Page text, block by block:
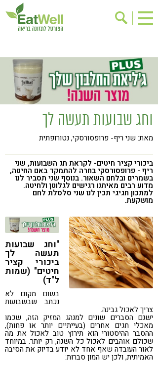
בישול בריא
אינדקס עסקים
ריפוי ומניעת מחלות
בריאות האישה
תוספי תזונה
מתכוני בריאות
אירועים
שינוי תזונתי
גישות בתזונה
דיאטה
ניקוי רעלים
מזונות על
ילדים
תזונה וספורט
הפרעות קשב & ריכוז
אכילה רגשית
קורונה
טבעונות
וחג שבועות תעשה לך
מאת: שני ריף- פרופסורסקי, נטורופתית
ביכורי קציר חיטים- לקראת חג השבועות, שני
ריף - פרופסורסקי בחרה להתמקד באם החיטה,
בשמרים ובלחם השאור. בנוסף שני תסביר לנו
מדוע רבים מאיתנו רגישים לגלוטן ולחיטה.
למתכון חגיגי תכין לנו שני סלסלת לחם
מושקעת.
"וחג שבועות
תעשה לך
ביכורי קציר
חיטים" (שמות
ל"ד)
בשום מקום לא
נכתב שבשבועות
צריך לאכול גבינה.
ישנם הסברים שונים למנהג המזיק הזה, שכמו
מאכלי חגים אחרים (בעייתיים יותר או פחות),
ההסבר ההיסטורי הוא תירוץ טוב לאכול את מה
שכולם אוהבים לאכול כל השנה, רק יותר. במיוחד
לאור העובדה שאף אחד לא יודע בדיוק את הסיבה
האמיתית, ולכן יש המון סברות: